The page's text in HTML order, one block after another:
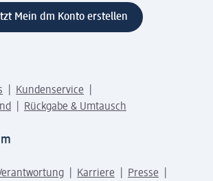
Mein dm Konto erstellen
Kundenservice
Rückgabe & Umtausch
Karriere
Presse